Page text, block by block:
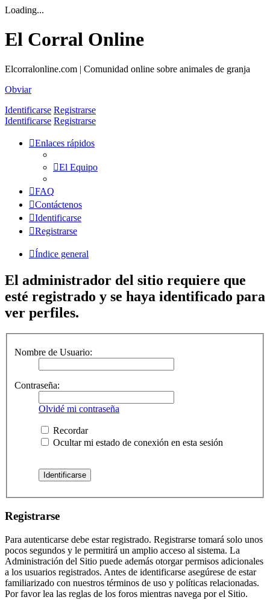
Loading...
El Corral Online
Elcorralonline.com | Comunidad online sobre animales de granja
Obviar
Identificarse Registrarse
Identificarse Registrarse
Enlaces rápidos
El Equipo
FAQ
Contáctenos
Identificarse
Registrarse
Índice general
El administrador del sitio requiere que
esté registrado y se haya identificado para
ver perfiles.
Nombre de Usuario:
Contraseña:
Olvidé mi contraseña
Recordar
Ocultar mi estado de conexión en esta sesión
Registrarse
Para autenticarse debe estar registrado. Registrarse tomará solo unos
pocos segundos y le permitirá un amplio acceso al sistema. La
Administración del Sitio puede además otorgar permisos adicionales
a los usuarios registrados. Antes de identificarse asegúrese de estar
familiarizado con nuestros términos de uso y políticas relacionadas.
Por favor lea las reglas de los foros mientras navega por el Sitio.